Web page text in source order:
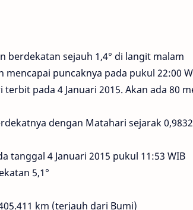
berdekatan sejauh 1,4° di langit malam
puncaknya pada pukul 22:00
pada 4 Januari 2015. Akan ada 80
dengan Matahari sejarak
tanggal 4 Januari 2015 pukul 11:53 WIB
5,1°
km (terjauh dari Bumi)